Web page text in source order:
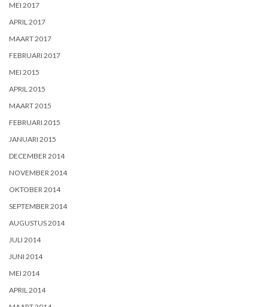
MEI 2017
APRIL 2017
MAART 2017
FEBRUARI 2017
MEI 2015
APRIL 2015
MAART 2015
FEBRUARI 2015
JANUARI 2015
DECEMBER 2014
NOVEMBER 2014
OKTOBER 2014
SEPTEMBER 2014
AUGUSTUS 2014
JULI 2014
JUNI 2014
MEI 2014
APRIL 2014